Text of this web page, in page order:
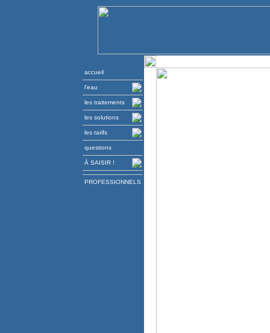
accueil
l'eau
les traitements
les solutions
les tarifs
questions
À SAISIR !
PROFESSIONNELS